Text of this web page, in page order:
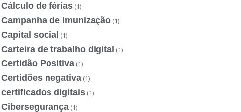
Cálculo de férias (1)
Campanha de imunização (1)
Capital social (1)
Carteira de trabalho digital (1)
Certidão Positiva (1)
Certidões negativa (1)
certificados digitais (1)
Cibersegurança (1)